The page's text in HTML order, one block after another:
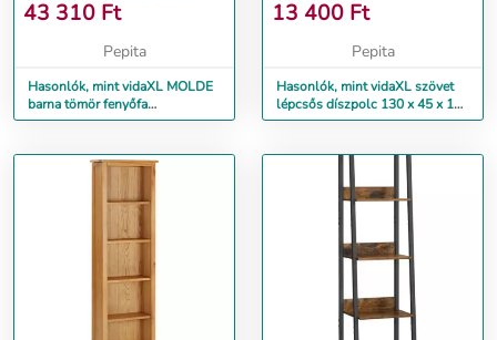
35 X 170,5 CM
43 310 Ft
Pepita
Hasonlók, mint vidaXL MOLDE
barna tömör fenyőfa
könyvszekrény 85 x 35 x 170,5
13 400 Ft
Pepita
Hasonlók, mint vidaXL szövet
lépcsős díszpolc 130 x 45 x 170
cm